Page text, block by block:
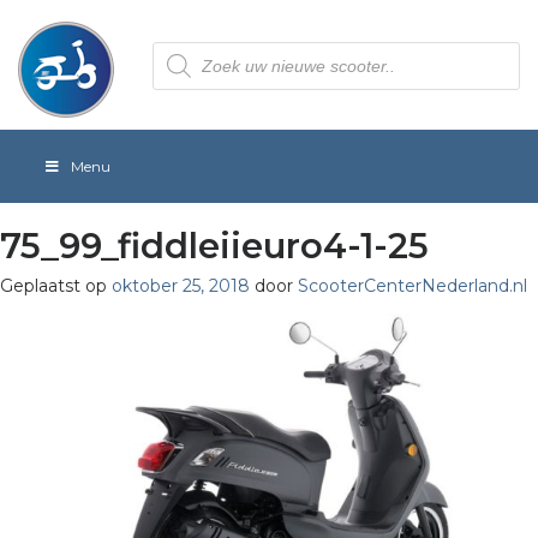
Producten
zoeken
Menu
75_99_fiddleiieuro4-1-25
Geplaatst op oktober 25, 2018 door ScooterCenterNederland.nl